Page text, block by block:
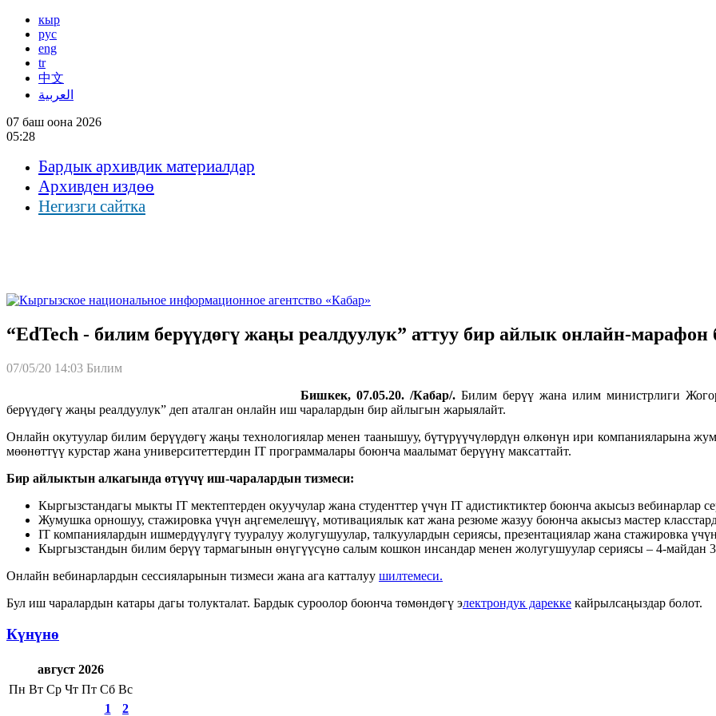
кыр
рус
eng
tr
中文
العربية
07 баш оона 2026
05:28
Бардык архивдик материалдар
Архивден издөө
Негизги сайтка
“EdTech - билим берүүдөгү жаңы реалдуулук” аттуу бир айлык онлайн-
07/05/20 14:03 Билим
Бишкек, 07.05.20. /Кабар/. Билим берүү жана илим министрлиги
берүүдөгү жаңы реалдуулук” деп аталган онлайн иш чаралардын бир айлыгын жарыялайт.
Онлайн окутуулар билим берүүдөгү жаңы технологиялар менен таанышуу, бүтүрүүчүлөрдүн өлкөнүн ири компанияларына
мөөнөттүү курстар жана университеттердин IT программалары боюнча маалымат берүүнү максаттайт.
Бир айлыктын алкагында өтүүчү иш-чаралардын тизмеси:
Кыргызстандагы мыкты IT мектептерден окуучулар жана студенттер үчүн IT адистиктиктер боюнча акысыз вебинарлар
Жумушка орношуу, стажировка үчүн аңгемелешүү, мотивациялык кат жана резюме жазуу боюнча акысыз мастер
IT компаниялардын ишмердүүлүгү тууралуу жолугушуулар, талкуулардын сериясы, презентациялар жана стажировка
Кыргызстандын билим берүү тармагынын өнүгүүсүнө салым кошкон инсандар менен жолугушуулар сериясы – 4-майдан
Онлайн вебинарлардын сессияларынын тизмеси жана ага катталуу шилтемеси.
Бул иш чаралардын катары дагы толукталат. Бардык суроолор боюнча төмөндөгү электрондук дарекке кайрылсаңыздар болот.
Күнүнө
август 2026
Пн Вт Ср Чт Пт Сб Вс
1
2